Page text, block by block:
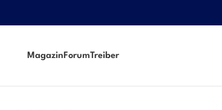
Magazin ForumTreiber